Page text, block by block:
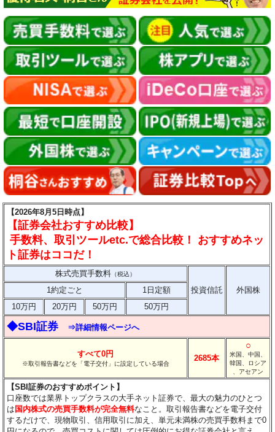
【2026年8月5日時点】
【証券会社おすすめ比較】
手数料、取引ツールetc.で総合比較！ おすすめネッ
ト証券はココだ！
株式売買手数料 （税込）
投資信託 外国株
1約定ごと
1日定額
10万円
20万円 50万円 50万円
◆SBI証券 ⇒詳細情報ページへ
すべて0円
※取引報告書などを「電子交付」に設定している場合
2685本
○
米国、中国、
韓国、ロシア
、アセアン
【SBI証券のおすすめポイント】
口座数では業界トップクラスの大手ネット証券で、最大の魅力のひとつ
は 国内株式の売買手数料が完全無料なこと。取引報告書などを電子交付
するだけで、現物取引、信用取引に加え、単元未満株の売買手数料まで0